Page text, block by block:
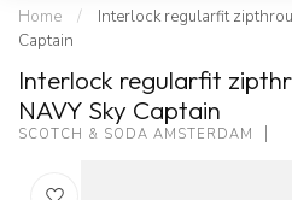
Home /
Interlock regularfit
Captain
Interlock regularfit
NAVY Sky Captain
SCOTCH & SODA AMSTERDAM